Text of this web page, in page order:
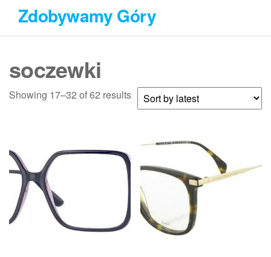
Przejdź
treści
Zdobywamy Góry
soczewki
Showing 17–32 of 62 results